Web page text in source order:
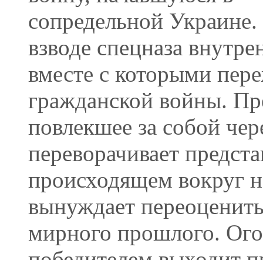
сопредельной
взводе спецназа
вместе с которыми
гражданской войны.
повлекшее за собой
переворачивает
происходящем вокруг
вынуждает
мирного прошлого.